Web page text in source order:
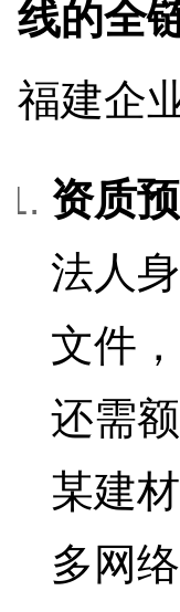
线的全
福建企
资质
法人
文件
还需
某建
多网